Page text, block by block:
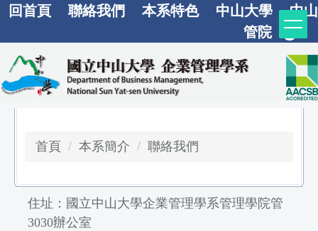
跳
要
內
容
回首頁 聯絡我們 本系特色 中山大學
中山
管院
首頁 本系簡介 聯絡我們
住址：國立中山大學企業管理學系管理學院管
3030辦公室